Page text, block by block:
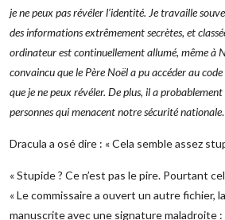
je ne peux pas révéler l’identité. Je travaille
des informations extrêmement secrètes, et
ordinateur est continuellement allumé, même à
convaincu que le Père Noël a pu accéder au
que je ne peux révéler. De plus, il a
personnes qui menacent notre sécurité nationale.
Dracula a osé dire : « Cela semble assez
« Stupide ? Ce n’est pas le pire. Pourtant
« Le commissaire a ouvert un autre fichier,
manuscrite avec une signature maladroite :